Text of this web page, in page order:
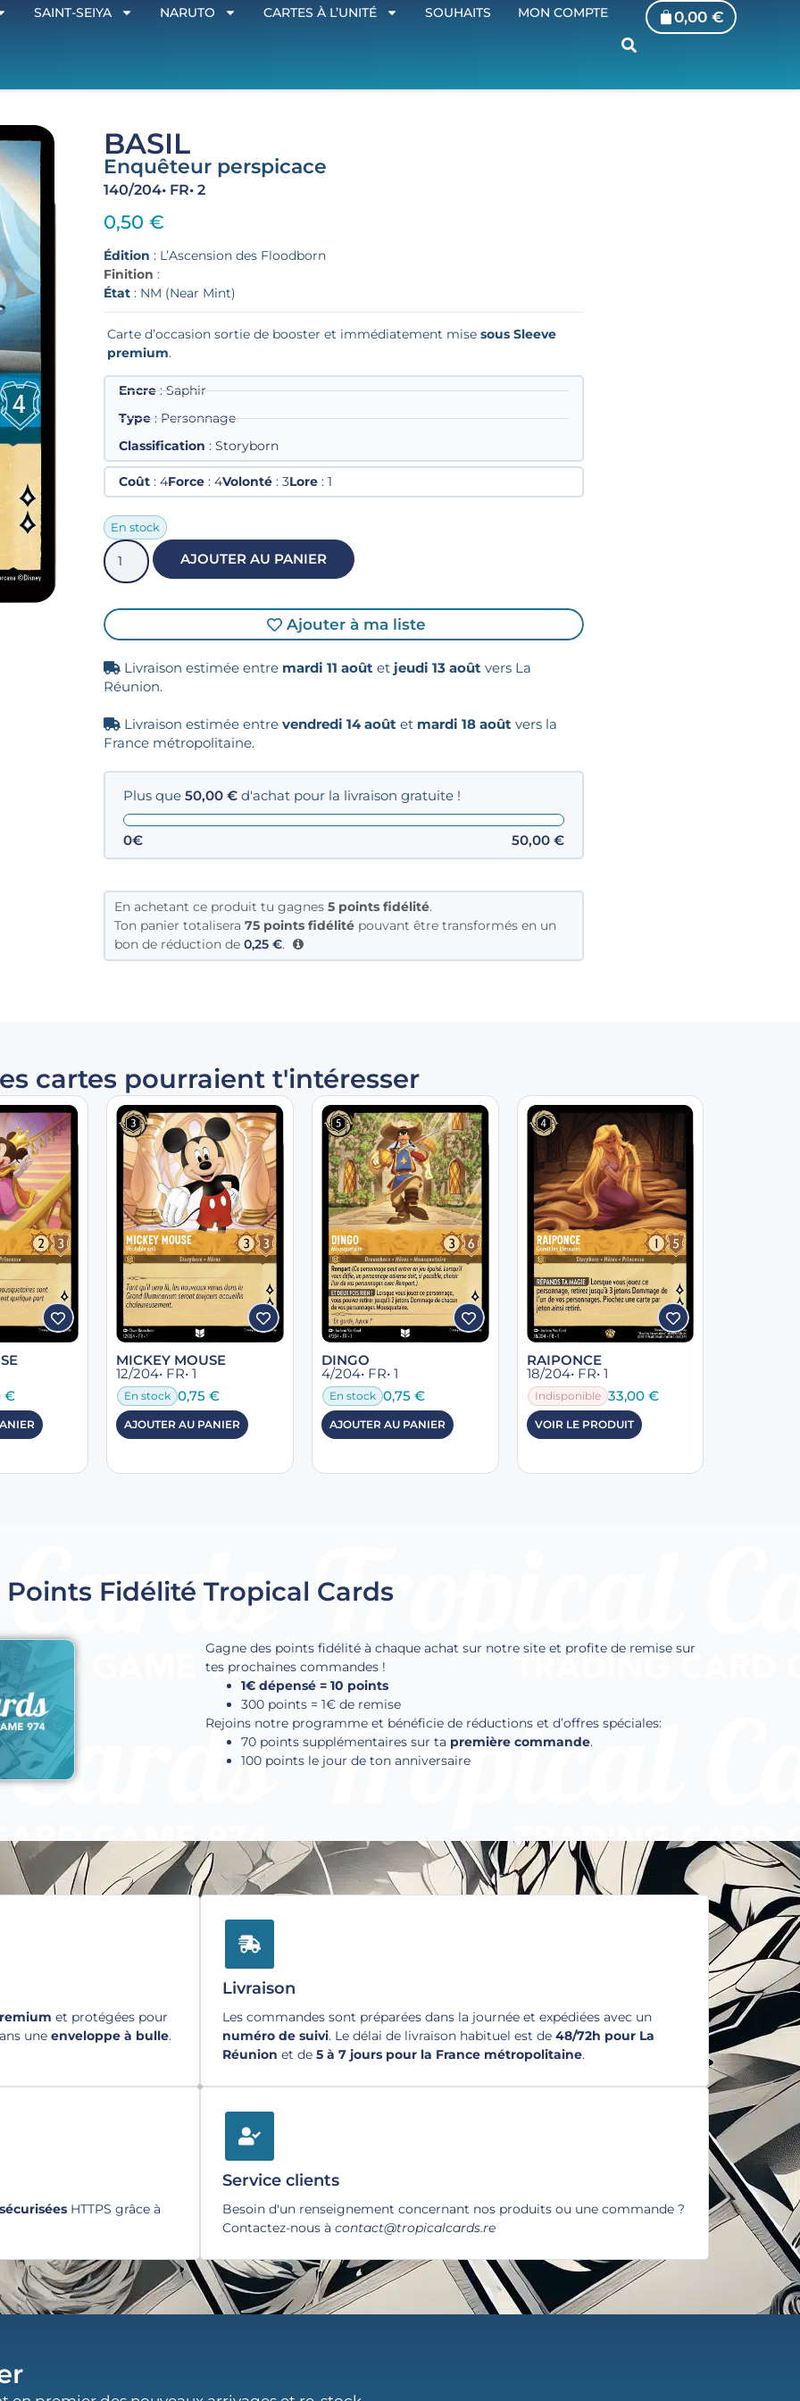
SAINT-SEIYA NARUTO CARTES À L’UNITÉ SOUHAITS MON COMPTE 0,00€
BASIL
Enquêteur perspicace
140/204• FR• 2
0,50€
Édition : L’Ascension des Floodborn
Finition :
État : NM (Near Mint)
Carte d’occasion sortie de booster et immédiatement misesous Sleeve
premium.
Encre: Saphir
Type: Personnage
Classification : Storyborn
Coût : 4Force : 4Volonté : 3Lore : 1
En stock
AJOUTER AU PANIER
Ajouter à ma liste
Livraison estimée entre mardi 11 août et jeudi 13 août vers La
Réunion.
Livraison estimée entrevendredi 14 août et mardi 18 août vers la
France métropolitaine.
Plus que50,00€ d'achat pour la livraison gratuite !
0€ 50,00€
En achetant ce produit tu gagnes5 points fidélité.
Ton panier totalisera75 points fidélité pouvant être transformés en un
bon de réduction de0,25€.
cartes pourraient t'intéresser
€
MICKEY MOUSE
12/204• FR• 1
En stock 0,75€
AJOUTER AU PANIER
DINGO
4/204• FR• 1
En stock 0,75 €
AJOUTER AU PANIER
RAIPONCE
18/204• FR• 1
Indisponible 33,00 €
VOIR LE PRODUIT
Points Fidélité Tropical Cards
Gagne des points fidélité à chaque achat sur notre site et profite de remise sur
tes prochaines commandes !
1€ dépensé = 10 points
300 points = 1€ de remise
Rejoins notre programme et bénéficie de réductions et d’offres spéciales:
70 points supplémentaires sur ta première commande.
100 points le jour de ton anniversaire
et protégées pour
une enveloppe à bulle.
Livraison
Les commandes sont préparées dans la journée et expédiées avec un
numéro de suivi. Le délai de livraison habituel est de 48/72h pour La
Réunion et de 5 à 7 jours pour la France métropolitaine.
sécurisées HTTPS grâce à
Service clients
Besoin d'un renseignement concernant nos produits ou une commande ?
Contactez-nous à contact@tropicalcards.re